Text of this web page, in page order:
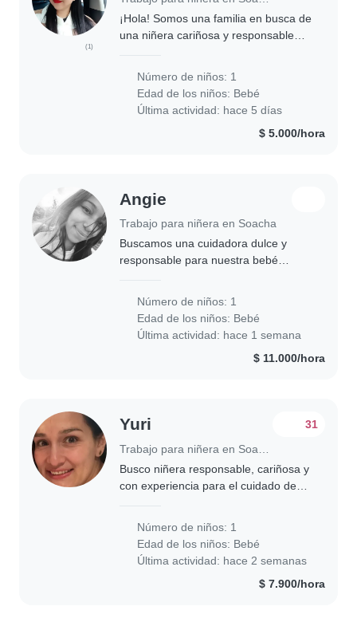
(1)
¡Hola! Somos una familia en busca de
una niñera cariñosa y responsable
inteligente y muy cariñoso.
Necesitamos a alguien..
Número de niños: 1
Edad de los niños: Bebé
Última actividad: hace 5 días
$ 5.000/hora
Angie
Trabajo para niñera en Soacha
Buscamos una cuidadora dulce y
responsable para nuestra bebé
¡Queremos crear un ambiente..
Número de niños: 1
Edad de los niños: Bebé
Última actividad: hace 1 semana
$ 11.000/hora
Yuri 31
Busco niñera responsable, cariñosa y
con experiencia para el cuidado de
estás..
Número de niños: 1
Edad de los niños: Bebé
Última actividad: hace 2 semanas
$ 7.900/hora